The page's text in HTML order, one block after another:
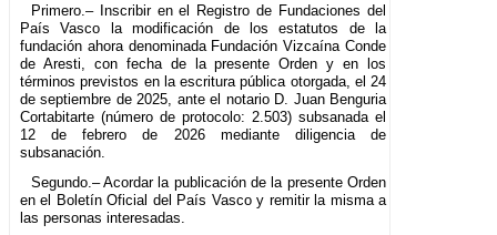
Primero.– Inscribir en el Registro de Fundaciones del
País Vasco la modificación de los estatutos de la
fundación ahora denominada Fundación Vizcaína Conde
de Aresti, con fecha de la presente Orden y en los
términos previstos en la escritura pública otorgada, el 24
de septiembre de 2025, ante el notario D. Juan Benguria
Cortabitarte (número de protocolo: 2.503) subsanada el
12 de febrero de 2026 mediante diligencia de
subsanación.
Segundo.– Acordar la publicación de la presente Orden
en el Boletín Oficial del País Vasco y remitir la misma a
las personas interesadas.